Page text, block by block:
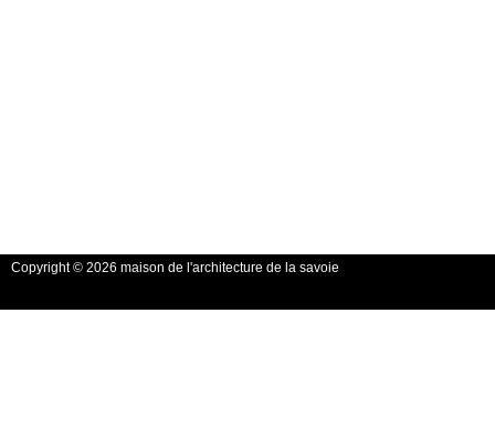
Copyright © 2026 maison de l'architecture de la savoie